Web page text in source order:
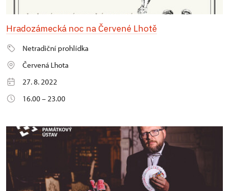
Hradozámecká noc na Červené Lhotě
Netradiční prohlídka
Červená Lhota
27. 8. 2022
16.00 – 23.00